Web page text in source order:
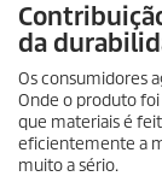
da
Os consumidores
Onde o produto
que materiais é
eficientemente a
muito a sério.